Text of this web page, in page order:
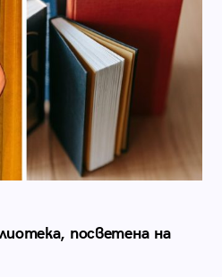
посветена на